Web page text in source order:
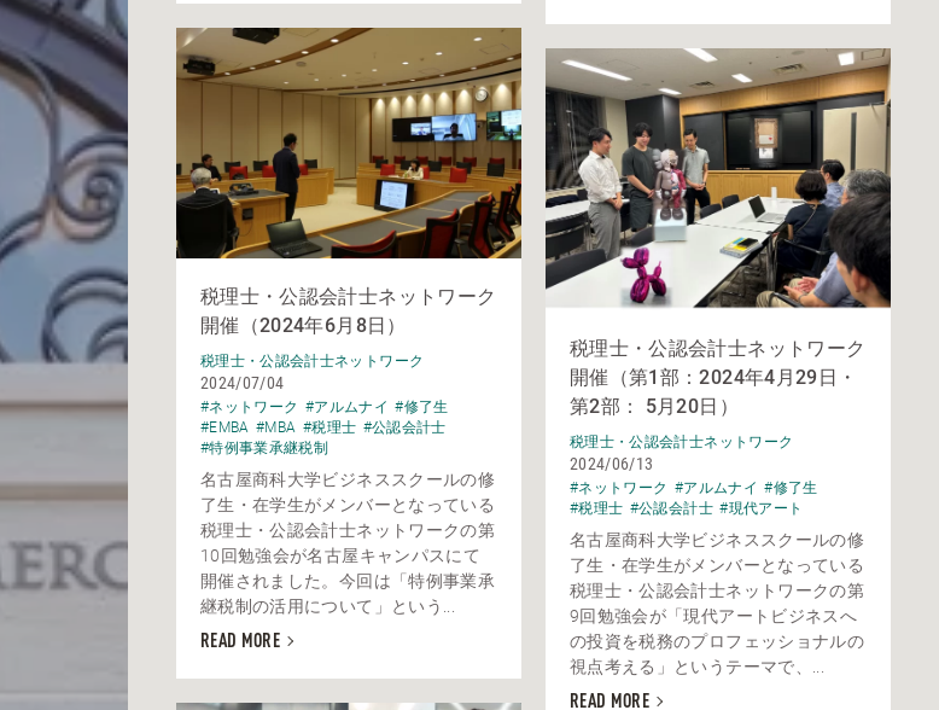
税理士・公認会計士ネットワーク
開催（2024年6月8日）
税理士・公認会計士ネットワーク
2024/07/04
#ネットワーク #アルムナイ #修了生
#EMBA #MBA #税理士 #公認会計士
#特例事業承継税制
名古屋商科大学ビジネススクールの修
了生・在学生がメンバーとなっている
税理士・公認会計士ネットワークの第
10回勉強会が名古屋キャンパスにて
開催されました。今回は「特例事業承
継税制の活用について」という...
READ MORE
税理士・公認会計士ネットワーク
開催（第1部：2024年4月29日・
第2部： 5月20日）
税理士・公認会計士ネットワーク
2024/06/13
#ネットワーク #アルムナイ #修了生
#税理士 #公認会計士 #現代アート
名古屋商科大学ビジネススクールの修
了生・在学生がメンバーとなっている
税理士・公認会計士ネットワークの第
9回勉強会が「現代アートビジネスへ
の投資を税務のプロフェッショナルの
視点考える」というテーマで、...
READ MORE